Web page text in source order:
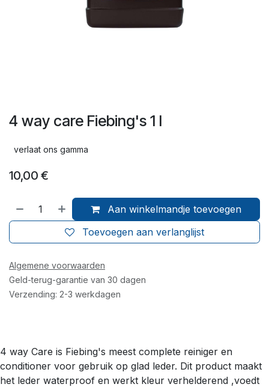
4 way care Fiebing's 1 l
verlaat ons gamma
10,00 €
Aan winkelmandje toevoegen
Toevoegen aan verlanglijst
Algemene voorwaarden
Geld-terug-garantie van 30 dagen
Verzending: 2-3 werkdagen
4 way Care is Fiebing's meest complete reiniger en
conditioner voor gebruik op glad leder. Dit product maakt
het leder waterproof en werkt kleur verhelderend ,voedt